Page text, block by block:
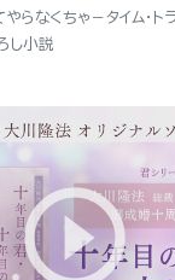
らなくちゃ－タイム・ト
し小説